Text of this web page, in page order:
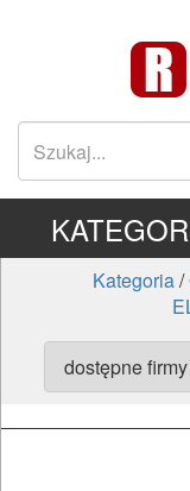
Kategoria/